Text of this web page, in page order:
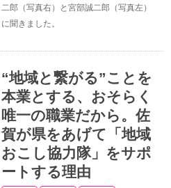
二郎（写真右）と宮部誠二郎（写真左）
に聞きました。
“地域と繋がる”ことを
本業とする、おそらく
唯一の職業だから。佐
賀が県をあげて「地域
おこし協力隊」をサポ
ートする理由